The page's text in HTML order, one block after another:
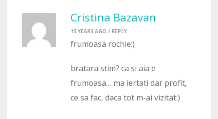
Cristina Bazavan
15 YEARS AGO / REPLY
frumoasa rochie:)
bratara stim? ca si aia e
frumoasa… ma iertati dar profit,
ce sa fac, daca tot m-ai vizitat:)